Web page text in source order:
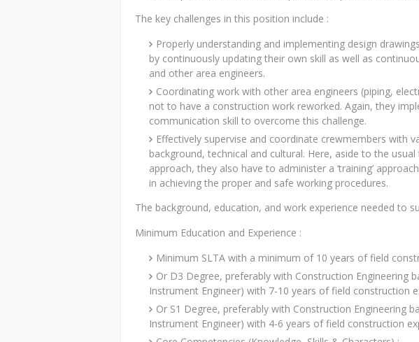
The key challenges in this position include :
Properly understanding and implementing design
by continuously updating their own skill as well as
and other area engineers.
Coordinating work with other area engineers (piping,
not to have a construction work reworked. Again, they
communication skill to overcome this challenge.
Effectively supervise and coordinate crewmembers with
background, technical and cultural. Here, aside to the
approach, they also have to administer a ‘training’
in achieving the proper and safe working procedures.
The background, education, and work experience needed to
Minimum Education and Experience :
Minimum SLTA with a minimum of 10 years of field
Or D3 Degree, preferably with Construction Engineering
Instrument Engineer) with 7-10 years of field construction
Or S1 Degree, preferably with Construction Engineering
Instrument Engineer) with 4-6 years of field construction